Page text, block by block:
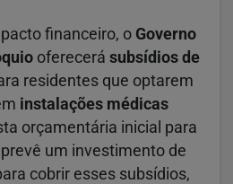
financeiro, o Governo
oferecerá subsídios de
residentes que optarem
instalações médicas
orçamentária inicial para
prevê um investimento de
cobrir esses subsídios,